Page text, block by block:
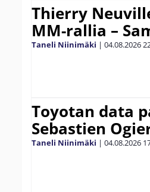
Thierry
MM-rallia –
Taneli Niinimäki | 04.08.2026
Toyotan data
Sebastien
Taneli Niinimäki | 04.08.2026